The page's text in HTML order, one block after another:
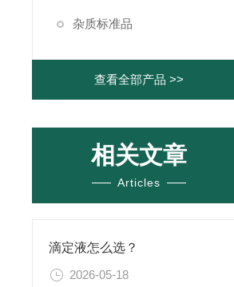
杂质标准品
查看全部产品 >>
相关文章
Articles
滴定液怎么选？
2026-05-18